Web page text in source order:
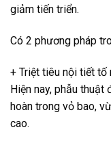
giảm tiến triển.
Có 2 phương pháp
+ Triệt tiêu nội tiết tố
Hiện nay, phẫu
hoàn trong vỏ bao,
cao.